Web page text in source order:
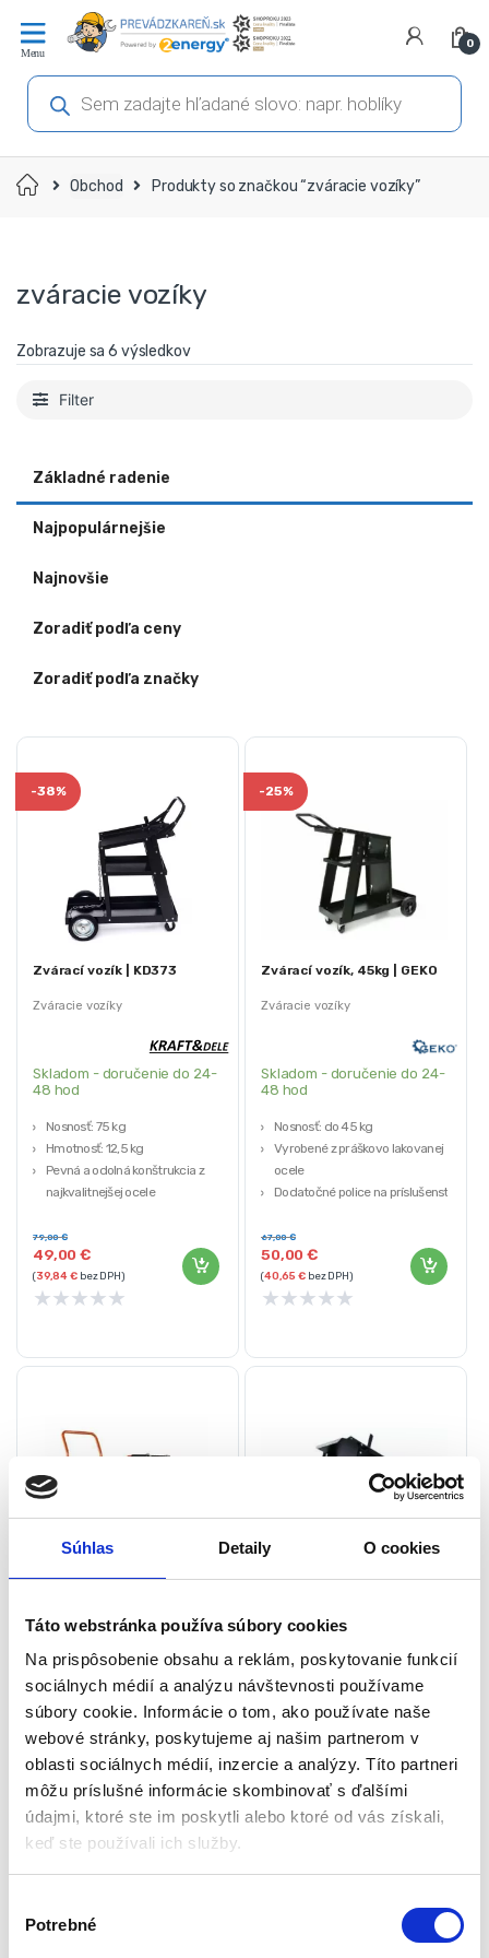
Súhlas Detaily O cookies
Táto webstránka používa súbory cookies
Na prispôsobenie obsahu a reklám, poskytovanie funkcií
sociálnych médií a analýzu návštevnosti používame
súbory cookie. Informácie o tom, ako používate naše
webové stránky, poskytujeme aj našim partnerom v
oblasti sociálnych médií, inzercie a analýzy. Títo partneri
môžu príslušné informácie skombinovať s ďalšími
údajmi, ktoré ste im poskytli alebo ktoré od vás získali,
keď ste používali ich služby.
Potrebné
navigáciu
obsah
0
Products
search
Domov Obchod Produkty so značkou “zváracie vozíky”
zváracie vozíky
Zobrazuje sa 6 výsledkov
Filter
Základné radenie
Najpopulárnejšie
Najnovšie
Zoradiť podľa ceny
Zoradiť podľa značky
Zváracie vozíky
-38%
Zvárací vozík | KD373
Skladom - doručenie do 24-
48 hod
Nosnosť: 75 kg
Hmotnosť: 12,5 kg
Pevná a odolná konštrukcia z
najkvalitnejšej ocele
49,00€
79,00€
(39,84€bez DPH)
★★★★★
Zváracie vozíky
-25%
Zvárací vozík, 45kg | GEKO
Skladom - doručenie do 24-
48 hod
Nosnosť: do 45 kg
Vyrobené z práškovo lakovanej
ocele
Dodatočné police na príslušenstvo
Dva háky na zavesenie horáka
50,00€
67,00€
(40,65€bez DPH)
★★★★★
Zváracie vozíky
Na sklade u dodávateľa
(doručenie 4-8 pracovných
dni)
Maximálna nosnosť 70 kg
Výška: 110 cm
Dĺžka: 98 cm
Šírka: 45 cm
★★★★
Zváracie vozíky
Na objednávku (doručenie
7-25 pracovných dni)
Materiál: oceľ s práškovým
nástrekom
Rozmery vozíka s kolesami: 70,5 x
70,5 x 40 cm
Priestor pre plynovú fľašu: 29 x